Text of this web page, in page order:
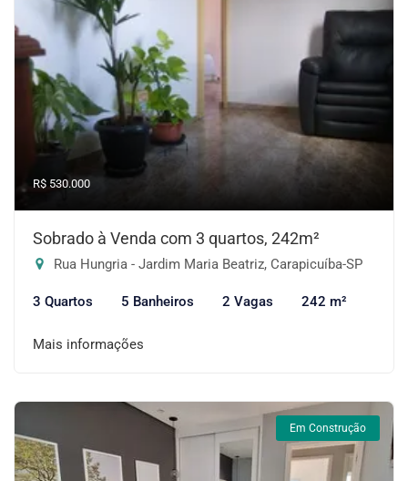
R$ 530.000
Sobrado à Venda com 3 quartos, 242m²
Rua Hungria - Jardim Maria Beatriz, Carapicuíba-SP
3 Quartos 5 Banheiros 2 Vagas 242 m²
Mais informações
Em Construção